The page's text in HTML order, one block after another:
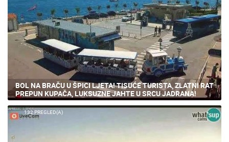
BOL NA BRAČU U ŠPICI LJETA! TISUĆE TURISTA, ZLATNI RAT
PREPUN KUPAČA, LUKSUZNE JAHTE U SRCU JADRANA!
132 PREGLED(A)